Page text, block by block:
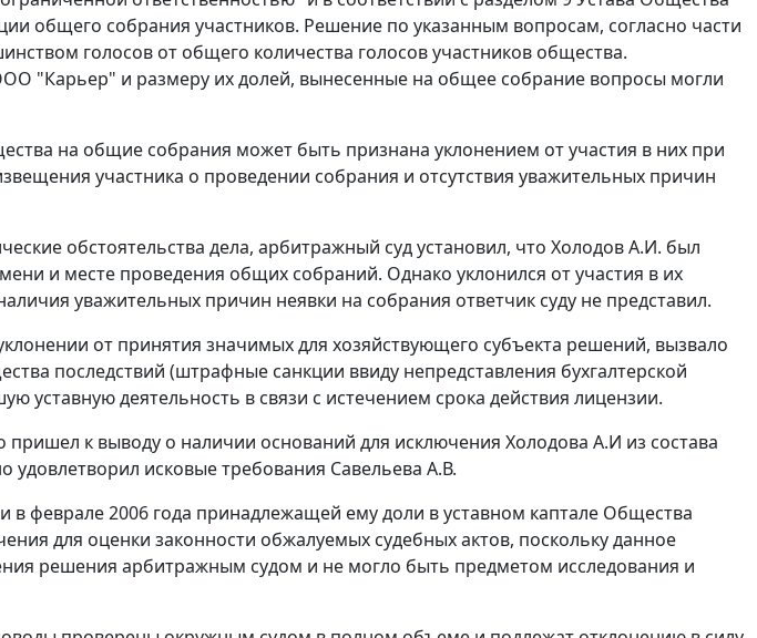
общего собрания участников. Решение по указанным вопросам, согласно части
голосов от общего количества голосов участников общества.
"Карьер" и размеру их долей, вынесенные на общее собрание вопросы могли
на общие собрания может быть признана уклонением от участия в них при
участника о проведении собрания и отсутствия уважительных причин
обстоятельства дела, арбитражный суд установил, что Холодов А.И. был
и месте проведения общих собраний. Однако уклонился от участия в их
уважительных причин неявки на собрания ответчик суду не представил.
от принятия значимых для хозяйствующего субъекта решений, вызвало
последствий (штрафные санкции ввиду непредставления бухгалтерской
уставную деятельность в связи с истечением срока действия лицензии.
к выводу о наличии оснований для исключения Холодова А.И из состава
исковые требования Савельева А.В.
в феврале 2006 года принадлежащей ему доли в уставном каптале Общества
для оценки законности обжалуемых судебных актов, поскольку данное
решения арбитражным судом и не могло быть предметом исследования и